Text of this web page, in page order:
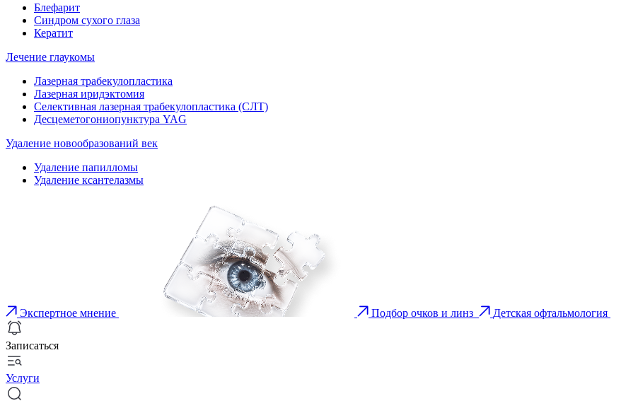
Блефарит
Синдром сухого глаза
Кератит
Лечение глаукомы
Лазерная трабекулопластика
Лазерная иридэктомия
Селективная лазерная трабекулопластика (СЛТ)
Десцеметогониопунктура YAG
Удаление новообразований век
Удаление папилломы
Удаление ксантелазмы
Экспертное мнение Подбор очков и линз Детская офтальмология
Записаться
Услуги